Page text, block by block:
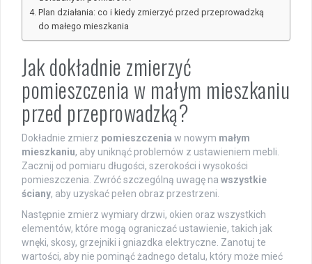
Plan działania: co i kiedy zmierzyć przed przeprowadzką
do małego mieszkania
Jak dokładnie zmierzyć
pomieszczenia w małym mieszkaniu
przed przeprowadzką?
Dokładnie zmierz pomieszczenia w nowym małym
mieszkaniu, aby uniknąć problemów z ustawieniem mebli.
Zacznij od pomiaru długości, szerokości i wysokości
pomieszczenia. Zwróć szczególną uwagę na wszystkie
ściany, aby uzyskać pełen obraz przestrzeni.
Następnie zmierz wymiary drzwi, okien oraz wszystkich
elementów, które mogą ograniczać ustawienie, takich jak
wnęki, skosy, grzejniki i gniazdka elektryczne. Zanotuj te
wartości, aby nie pominąć żadnego detalu, który może mieć